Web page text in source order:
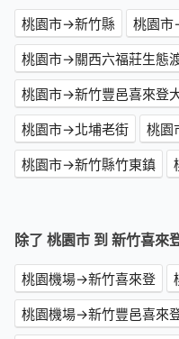
桃園市→新竹縣
桃園
桃園市→關西六福莊生態
桃園市→新竹豐邑喜來登
桃園市→北埔老街
桃園
桃園市→新竹縣竹東鎮
除了 桃園市 到 新竹喜來
桃園機場→新竹喜來登
桃園機場→新竹豐邑喜來